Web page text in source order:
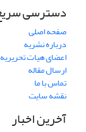
دسترسی
صفحه اصلی
درباره نشریه
اعضای هیات تحریریه
ارسال مقاله
تماس با ما
نقشه سایت
آخرین اخبار